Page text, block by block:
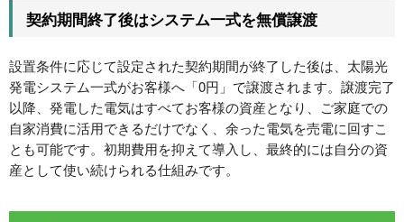
契約期間終了後はシステム一式を無償譲渡
設置条件に応じて設定された契約期間が終了した後は、太陽光
発電システム一式がお客様へ「0円」で譲渡されます。譲渡完了
以降、発電した電気はすべてお客様の資産となり、ご家庭での
自家消費に活用できるだけでなく、余った電気を売電に回すこ
とも可能です。初期費用を抑えて導入し、最終的には自分の資
産として使い続けられる仕組みです。